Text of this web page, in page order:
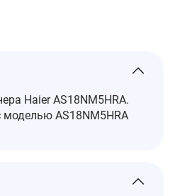
Haier AS18NM5HRA.
AS18NM5HRA